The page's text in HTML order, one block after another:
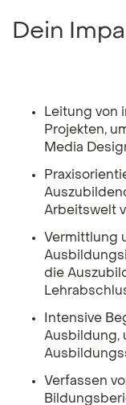
Dein
Leitung von
Projekten,
Media
Arbeitswelt
Vermittlung
die
Intensive
Ausbildung,
Verfassen